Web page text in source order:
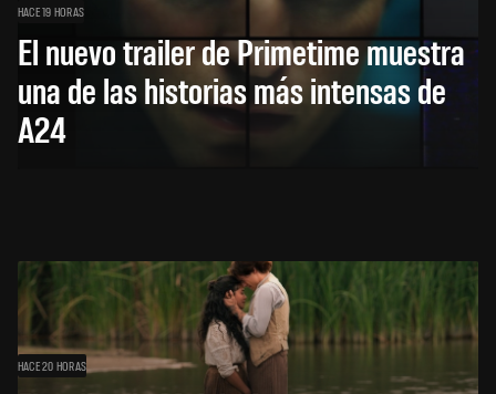
HACE 19 HORAS
El nuevo trailer de Primetime muestra
una de las historias más intensas de
A24
HACE 20 HORAS